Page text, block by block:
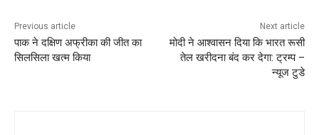
Previous article
पाक ने दक्षिण अफ्रीका की जीत का
सिलसिला खत्म किया
Next article
मोदी ने आश्वासन दिया कि भारत रूसी
तेल खरीदना बंद कर देगा: ट्रम्प –
न्यूज टुडे